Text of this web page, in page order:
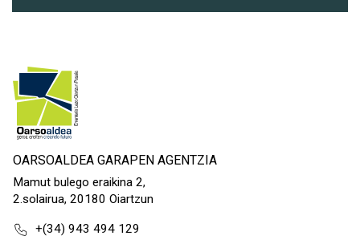
OARSOALDEA GARAPEN AGENTZIA
Mamut bulego eraikina 2,
2.solairua, 20180 Oiartzun
+(34) 943 494 129